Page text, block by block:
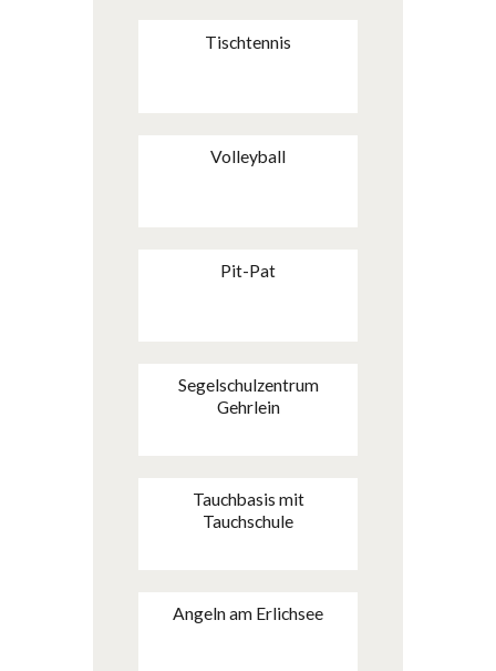
Tischtennis
Volleyball
Pit-Pat
Segelschulzentrum
Gehrlein
Tauchbasis mit
Tauchschule
Angeln am Erlichsee